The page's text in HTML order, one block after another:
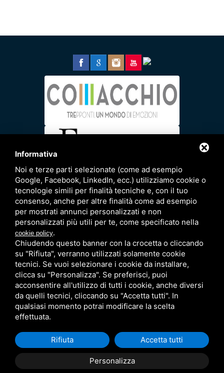
via Lungomare Canarie 7 - 44020 Lido delle
Nazioni (FE)
Tel. 0533 379240 - Cell. 3332604204 -
3384111427 Email
info@bagnocapohoorn.it- p.iva
01689800389
Cookie Policy|Legal|Sitemap
Informativa
Noi e terze parti selezionate (come ad esempio
Google, Facebook, LinkedIn, ecc.) utilizziamo cookie o
tecnologie simili per finalità tecniche e, con il tuo
consenso, anche per altre finalità come ad esempio
per mostrati annunci personalizzati e non
personalizzati più utili per te, come specificato nella
cookie policy.
Chiudendo questo banner con la crocetta o cliccando
su "Rifiuta", verranno utilizzati solamente cookie
tecnici. Se vuoi selezionare i cookie da installare,
clicca su "Personalizza". Se preferisci, puoi
acconsentire all'utilizzo di tutti i cookie, anche diversi
da quelli tecnici, cliccando su "Accetta tutti". In
qualsiasi momento potrai modificare la scelta
effettuata.
Personalizza
Rifiuta Accetta tutti